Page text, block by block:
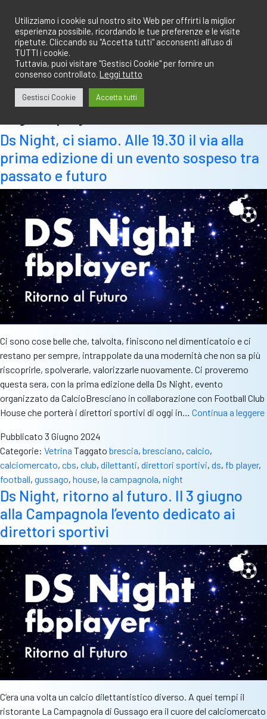
contenuto
Ds Night, ci siamo. Alle 19.30 il via alla
prima edizione di un evento sospeso tra
passato e futuro
Ci sono cose belle che, talvolta, finiscono nel dimenticatoio e ci
restano per sempre, intrappolate da una modernità che non sa più
riscoprirle, spolverarle, valorizzarle nuovamente. Ci proveremo
questa sera, con la prima edizione della Ds Night, evento
organizzato da CalcioBresciano in collaborazione con Football Club
House che porterà i direttori sportivi di oggi in… Continua a leggere
Pubblicato 3 Giugno 2024
Categorie: Vetrina Taggato brescia, bresciano, calcio,
calciomercato, cbs, club, dilettanti, direttori sportivi, ds, fb player,
football, gussago, house, la campagnola, night
Ds Night, ritorno al futuro. Il 3 giugno
alla Campagnola l’evento dedicato ai
direttori sportivi
C’era una volta un calcio dilettantistico diverso. A quei tempi il
ristorante La Campagnola di Gussago era il cuore del calciomercato
Utilizziamo i cookie sul nostro sito Web per offrirti la miglior
esperienza possibile, ricordando le tue preferenze e le visite
ripetute. Cliccando su "Accetta tutti" acconsenti all'uso di
TUTTI i cookie.
Tuttavia, puoi visitare "Gestisci Cookie" per fornire un
consenso controllato. Leggi tutto
Gestisci Cookie Accetta tutti